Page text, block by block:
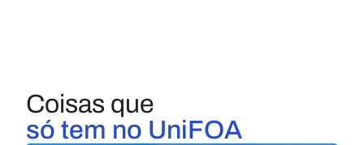
Coisas que
só tem no UniFOA